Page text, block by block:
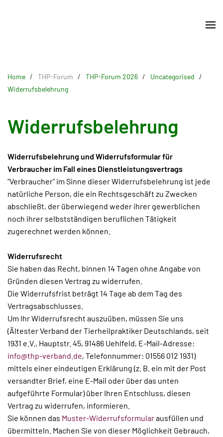
Home THP-Forum THP-Forum 2026
Uncategorised
Widerrufsbelehrung
Widerrufsbelehrung
Widerrufsbelehrung und Widerrufsformular für
Verbraucher im Fall eines Dienstleistungsvertrags
"Verbraucher" im Sinne dieser Widerrufsbelehrung ist jede
natürliche Person, die ein Rechtsgeschäft zu Zwecken
abschließt, der überwiegend weder ihrer gewerblichen
noch ihrer selbstständigen beruflichen Tätigkeit
zugerechnet werden können.
Widerrufsrecht
Sie haben das Recht, binnen 14 Tagen ohne Angabe von
Gründen diesen Vertrag zu widerrufen.
Die Widerrufsfrist beträgt 14 Tage ab dem Tag des
Vertragsabschlusses.
Um Ihr Widerrufsrecht auszuüben, müssen Sie uns
(Ältester Verband der Tierheilpraktiker Deutschlands, seit
1931 e.V., Hauptstr. 45, 91486 Uehlfeld, E-Mail-Adresse:
info@thp-verband.de, Telefonnummer: 01556 012 1931)
mittels einer eindeutigen Erklärung (z. B. ein mit der Post
versandter Brief, eine E-Mail oder über das unten
aufgeführte Formular) über Ihren Entschluss, diesen
Vertrag zu widerrufen, informieren.
Sie können das Muster-Widerrufsformularausfüllen und
übermitteln. Machen Sie von dieser Möglichkeit Gebrauch,